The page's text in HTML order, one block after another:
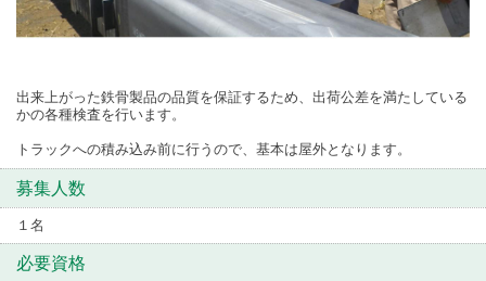
出来上がった鉄骨製品の品質を保証するため、出荷公差を満たしている
かの各種検査を行います。
トラックへの積み込み前に行うので、基本は屋外となります。
募集人数
１名
必要資格